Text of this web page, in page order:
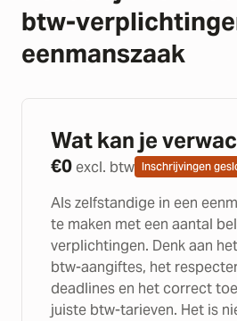
btw-
eenmanszaak
Wat kan je
€0excl. btw Inschrijvingen
Als zelfstandige in een
te maken met een aantal
verplichtingen. Denk aan
btw-aangiftes, het
deadlines en het correct
juiste btw-tarieven. Het is